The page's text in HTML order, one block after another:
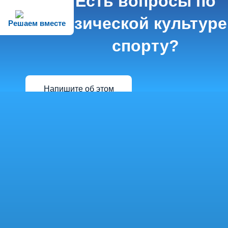
Решаем вместефизической
спорту?
Напишите об этом